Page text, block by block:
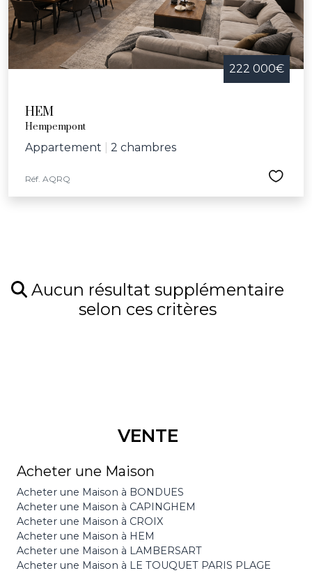
222 000€
HEM
Hempempont
Appartement 2 chambres
Réf. AQRQ
Aucun résultat supplémentaire
selon ces critères
VENTE
Acheter une Maison
Acheter une Maison à BONDUES
Acheter une Maison à CAPINGHEM
Acheter une Maison à CROIX
Acheter une Maison à HEM
Acheter une Maison à LAMBERSART
Acheter une Maison à LE TOUQUET PARIS PLAGE